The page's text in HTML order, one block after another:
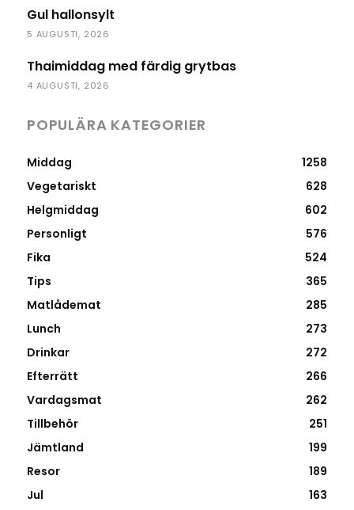
Gul hallonsylt
5 AUGUSTI, 2026
Thaimiddag med färdig grytbas
4 AUGUSTI, 2026
POPULÄRA KATEGORIER
Middag
1258
Vegetariskt
628
Helgmiddag
602
Personligt
576
Fika
524
Tips
365
Matlådemat
285
Lunch
273
Drinkar
272
Efterrätt
266
Vardagsmat
262
Tillbehör
251
Jämtland
199
Resor
189
Jul
163